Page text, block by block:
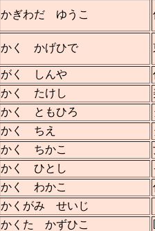
かぎわだ ゆうこ
かく かげひで
がく しんや
かく たけし
かく ともひろ
かく ちえ
かく ちかこ
かく ひとし
かく わかこ
かくがみ せいじ
かくた かずひこ